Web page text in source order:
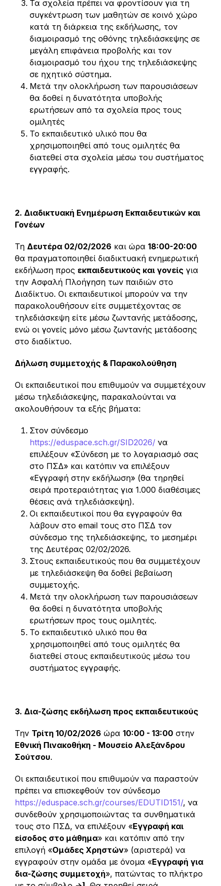
Τα σχολεία πρέπει να φροντίσουν για τη
συγκέντρωση των μαθητών σε κοινό χώρο
κατά τη διάρκεια της εκδήλωσης, τον
διαμοιρασμό της οθόνης τηλεδιάσκεψης σε
μεγάλη επιφάνεια προβολής και τον
διαμοιρασμό του ήχου της τηλεδιάσκεψης
σε ηχητικό σύστημα.
Μετά την ολοκλήρωση των παρουσιάσεων
θα δοθεί η δυνατότητα υποβολής
ερωτήσεων από τα σχολεία προς τους
ομιλητές
Το εκπαιδευτικό υλικό που θα
χρησιμοποιηθεί από τους ομιλητές θα
διατεθεί στα σχολεία μέσω του συστήματος
εγγραφής.
2. Διαδικτυακή Ενημέρωση Εκπαιδευτικών και
Γονέων
Τη Δευτέρα 02/02/2026 και ώρα 18:00-20:00
θα πραγματοποιηθεί διαδικτυακή ενημερωτική
εκδήλωση προς εκπαιδευτικούς και γονείς για
την Ασφαλή Πλοήγηση των παιδιών στο
Διαδίκτυο. Οι εκπαιδευτικοί μπορούν να την
παρακολουθήσουν είτε συμμετέχοντας σε
τηλεδιάσκεψη είτε μέσω ζωντανής μετάδοσης,
ενώ οι γονείς μόνο μέσω ζωντανής μετάδοσης
στο διαδίκτυο.
Δήλωση συμμετοχής & Παρακολούθηση
Οι εκπαιδευτικοί που επιθυμούν να συμμετέχουν
μέσω τηλεδιάσκεψης, παρακαλούνται να
ακολουθήσουν τα εξής βήματα:
Στον σύνδεσμο
https://eduspace.sch.gr/SID2026/ να
επιλέξουν «Σύνδεση με το λογαριασμό σας
στο ΠΣΔ» και κατόπιν να επιλέξουν
«Εγγραφή στην εκδήλωση» (θα τηρηθεί
σειρά προτεραιότητας για 1.000 διαθέσιμες
θέσεις ανά τηλεδιάσκεψη).
Οι εκπαιδευτικοί που θα εγγραφούν θα
λάβουν στο email τους στο ΠΣΔ τον
σύνδεσμο της τηλεδιάσκεψης, το μεσημέρι
της Δευτέρας 02/02/2026.
Στους εκπαιδευτικούς που θα συμμετέχουν
με τηλεδιάσκεψη θα δοθεί βεβαίωση
συμμετοχής.
Μετά την ολοκλήρωση των παρουσιάσεων
θα δοθεί η δυνατότητα υποβολής
ερωτήσεων προς τους ομιλητές.
Το εκπαιδευτικό υλικό που θα
χρησιμοποιηθεί από τους ομιλητές θα
διατεθεί στους εκπαιδευτικούς μέσω του
συστήματος εγγραφής.
3. Δια-ζώσης εκδήλωση προς εκπαιδευτικούς
Την Τρίτη 10/02/2026 ώρα 10:00 - 13:00 στην
Εθνική Πινακοθήκη - Μουσείο Αλεξάνδρου
Σούτσου.
Οι εκπαιδευτικοί που επιθυμούν να παραστούν
πρέπει να επισκεφθούν τον σύνδεσμο
https://eduspace.sch.gr/courses/EDUTID151/, να
συνδεθούν χρησιμοποιώντας τα συνθηματικά
τους στο ΠΣΔ, να επιλέξουν «Εγγραφή και
είσοδος στο μάθημα» και κατόπιν από την
επιλογή «Ομάδες Χρηστών» (αριστερά) να
εγγραφούν στην ομάδα με όνομα «Εγγραφή για
δια-ζώσης συμμετοχή», πατώντας το πλήκτρο